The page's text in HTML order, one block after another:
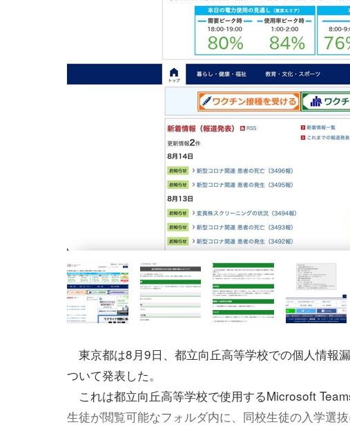
東京都は8月9日、都立向丘高等学校での個人情報
ついて発表した。
これは都立向丘高等学校で使用するMicrosoft
生徒が閲覧可能なフォルダ内に、同校生徒の入学選